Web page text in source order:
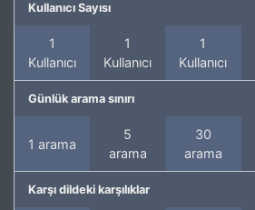
Kullanıcı Sayısı
1
Kullanıcı
1
Kullanıcı
1
Kullanıcı
Günlük arama sınırı
1 arama
5
arama
30
arama
Karşı dildeki karşılıklar